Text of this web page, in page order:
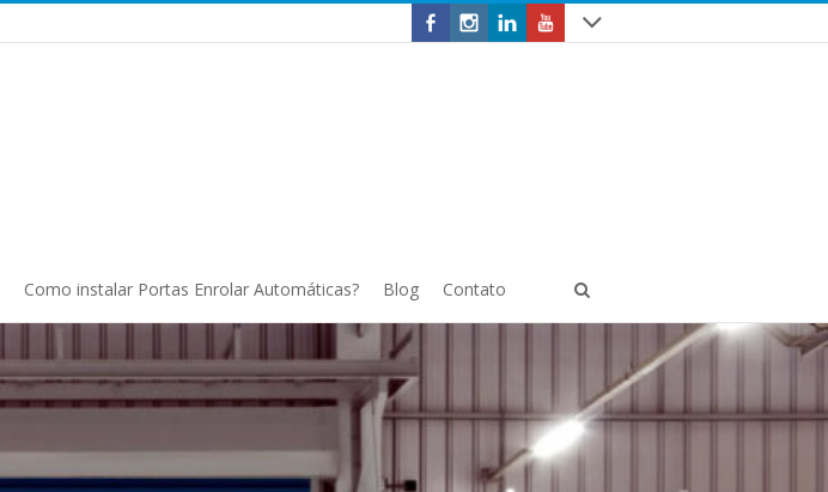
Como instalar Portas Enrolar Automáticas? Blog Contato